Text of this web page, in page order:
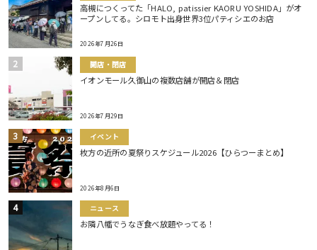
高槻につくってた「HALO, patissier KAORU YOSHIDA」がオ
ープンしてる。シロモト出身世界3位パティシエのお店
2026年7月26日
開店・閉店
イオンモール久御山の複数店舗が開店＆閉店
2026年7月29日
イベント
枚方の近所の夏祭りスケジュール2026【ひらつーまとめ】
2026年8月6日
ニュース
お隣八幡でうなぎ食べ放題やってる！